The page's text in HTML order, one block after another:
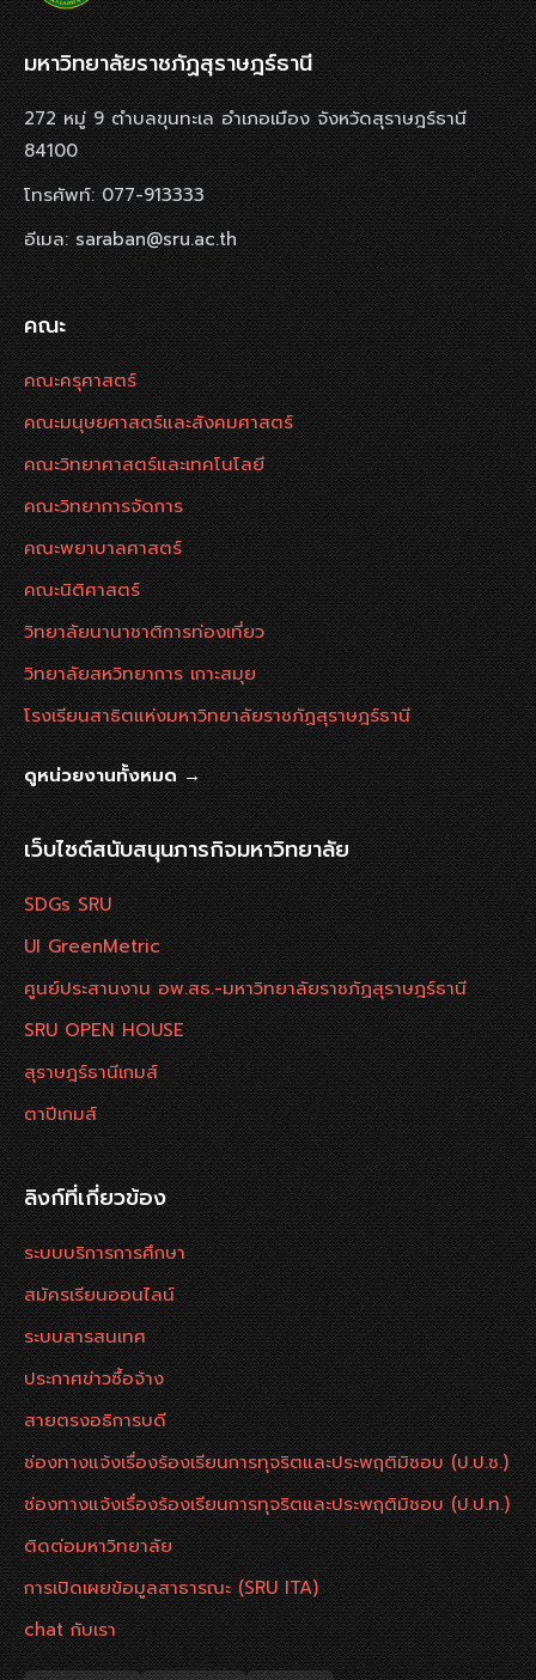
มหาวิทยาลัยราชภัฏสุราษฎร์ธานี
272 หมู่ 9 ตำบลขุนทะเล อำเภอเมือง จังหวัดสุราษฎร์ธานี
84100
โทรศัพท์: 077-913333
อีเมล: saraban@sru.ac.th
คณะ
คณะครุศาสตร์
คณะมนุษยศาสตร์และสังคมศาสตร์
คณะวิทยาศาสตร์และเทคโนโลยี
คณะวิทยาการจัดการ
คณะพยาบาลศาสตร์
คณะนิติศาสตร์
วิทยาลัยนานาชาติการท่องเที่ยว
วิทยาลัยสหวิทยาการ เกาะสมุย
โรงเรียนสาธิตแห่งมหาวิทยาลัยราชภัฏสุราษฎร์ธานี
ดูหน่วยงานทั้งหมด →
เว็บไซต์สนับสนุนภารกิจมหาวิทยาลัย
SDGs SRU
UI GreenMetric
ศูนย์ประสานงาน อพ.สธ.-มหาวิทยาลัยราชภัฏสุราษฎร์ธานี
SRU OPEN HOUSE
สุราษฎร์ธานีเกมส์
ตาปีเกมส์
ลิงก์ที่เกี่ยวข้อง
ระบบบริการการศึกษา
สมัครเรียนออนไลน์
ระบบสารสนเทศ
ประกาศข่าวซื้อจ้าง
สายตรงอธิการบดี
ช่องทางแจ้งเรื่องร้องเรียนการทุจริตและประพฤติมิชอบ (ป.ป.ช.)
ช่องทางแจ้งเรื่องร้องเรียนการทุจริตและประพฤติมิชอบ (ป.ป.ท.)
ติดต่อมหาวิทยาลัย
การเปิดเผยข้อมูลสาธารณะ (SRU ITA)
chat กับเรา